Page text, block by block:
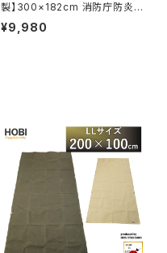
製】300×182cm 消防庁防炎規
格適合品 [無骨でタフ] 頑丈ハト
¥9,980